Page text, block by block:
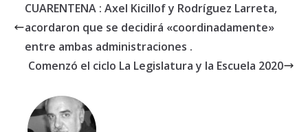
CUARENTENA : Axel Kicillof y Rodríguez Larreta,
acordaron que se decidirá «coordinadamente»
entre ambas administraciones .
Comenzó el ciclo La Legislatura y la Escuela 2020